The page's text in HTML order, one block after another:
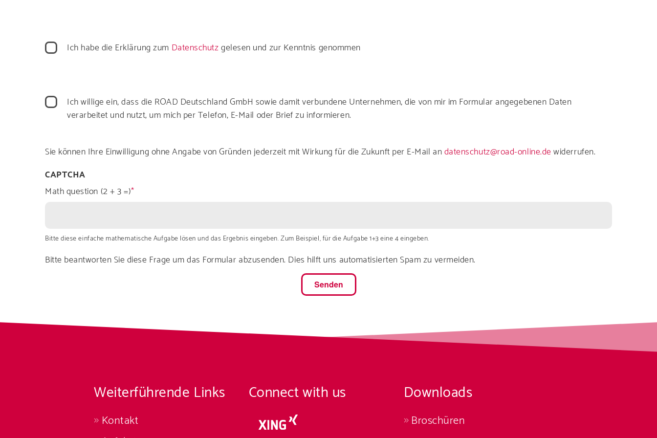
Ich habe die Erklärung zum Datenschutzgelesen und zur Kenntnis genommen
Ich willige ein, dass die ROAD Deutschland GmbH sowie damit verbundene Unternehmen, die von mir im Formular angegebenen Daten
verarbeitet und nutzt, um mich per Telefon, E-Mail oder Brief zu informieren.
Sie können Ihre Einwilligung ohne Angabe von Gründen jederzeit mit Wirkung für die Zukunft per E-Mail andatenschutz@road-online.dewiderrufen.
CAPTCHA
Math question (2 + 3 =)
Bitte diese einfache mathematische Aufgabe lösen und das Ergebnis eingeben. Zum Beispiel, für die Aufgabe 1+3 eine 4 eingeben.
Bitte beantworten Sie diese Frage um das Formular abzusenden. Dies hilft uns automatisierten Spam zu vermeiden.
Weiterführende Links
Kontakt
Connect with us Downloads
Broschüren